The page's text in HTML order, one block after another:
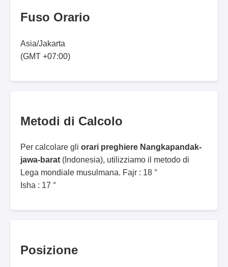
Fuso Orario
Asia/Jakarta
(GMT +07:00)
Metodi di Calcolo
Per calcolare gli orari preghiere Nangkapandak-
jawa-barat (Indonesia), utilizziamo il metodo di
Lega mondiale musulmana. Fajr : 18 °
Isha : 17 °
Posizione